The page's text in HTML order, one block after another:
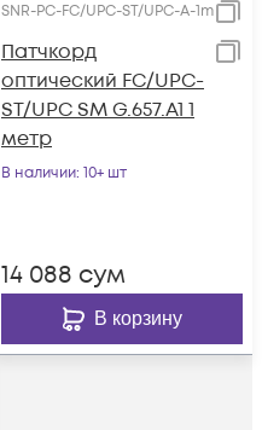
SNR-PC-FC/UPC-ST/UPC-A-1m
Патчкорд
оптический FC/UPC-
ST/UPC SM G.657.A1 1
метр
В наличии: 10+ шт
14 088 сум
В корзину